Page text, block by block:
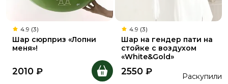
4.9 (3)
Шар сюрприз «Лопни
меня»!
2010 ₽
4.9 (3)
Шар на гендер пати на
стойке с воздухом
«White&Gold»
2550 ₽ Раскупили